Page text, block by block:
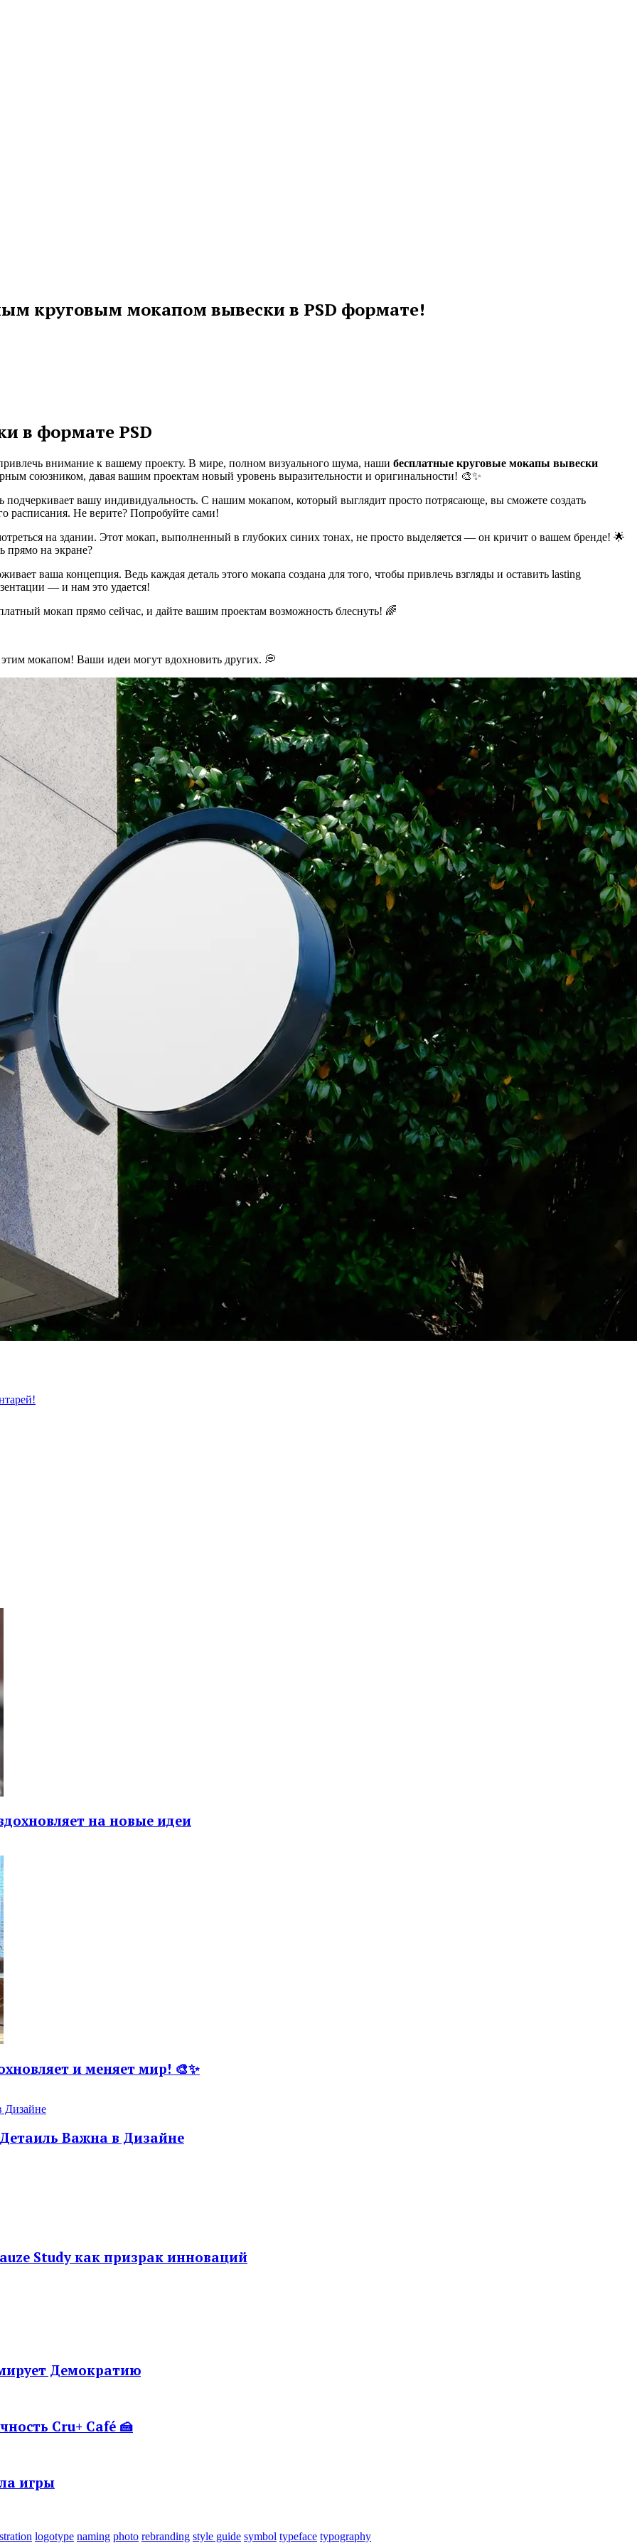
круговым мокапом вывески в PSD формате!
в формате PSD
внимание к вашему проекту. В мире, полном визуального шума, наши бесплатные круговые мокапы вывески
союзником, давая вашим проектам новый уровень выразительности и оригинальности! 🎨✨
подчеркивает вашу индивидуальность. С нашим мокапом, который выглядит просто потрясающе, вы сможете создать
расписания. Не верите? Попробуйте сами!
на здании. Этот мокап, выполненный в глубоких синих тонах, не просто выделяется — он кричит о вашем бренде! 🌟
прямо на экране?
ваша концепция. Ведь каждая деталь этого мокапа создана для того, чтобы привлечь взгляды и оставить lasting
— и нам это удается!
мокап прямо сейчас, и дайте вашим проектам возможность блеснуть! 🌈
мокапом! Ваши идеи могут вдохновить других. 💭
на новые идеи
и меняет мир! 🎨✨
Важна в Дизайне
Study как призрак инноваций
Демократию
Cru+ Café 🍰
игры
logotype naming photo rebranding style guide symbol typeface typography